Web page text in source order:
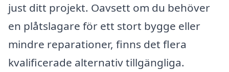
just ditt projekt. Oavsett om du behöver
en plåtslagare för ett stort bygge eller
mindre reparationer, finns det flera
kvalificerade alternativ tillgängliga.